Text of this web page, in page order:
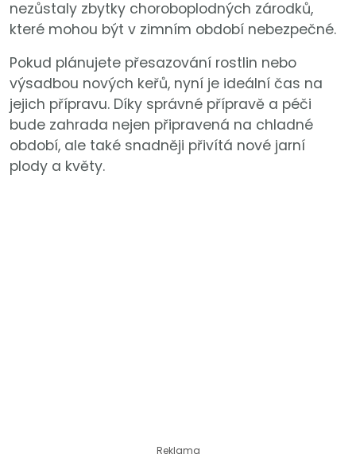
nezůstaly zbytky choroboplodných zárodků,
které mohou být v zimním období nebezpečné.
Pokud plánujete přesazování rostlin nebo
výsadbou nových keřů, nyní je ideální čas na
jejich přípravu. Díky správné přípravě a péči
bude zahrada nejen připravená na chladné
období, ale také snadněji přivítá nové jarní
plody a květy.
Reklama